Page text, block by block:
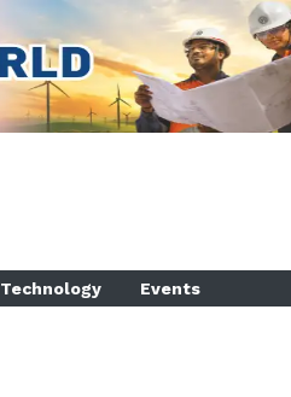
Technology Events